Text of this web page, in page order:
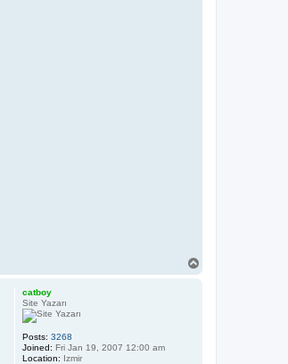
catboy
Site Yazarı
Posts: 3268
Joined: Fri Jan 19, 2007 12:00 am
Location: Izmir